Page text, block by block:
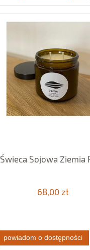
Świeca Sojowa Ziemia
68,00 zł
powiadom o dostępności